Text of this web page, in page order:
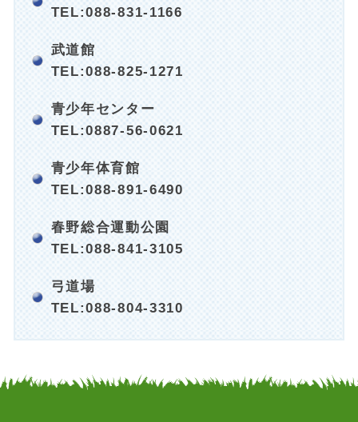
TEL:088-831-1166
武道館
TEL:088-825-1271
青少年センター
TEL:0887-56-0621
青少年体育館
TEL:088-891-6490
春野総合運動公園
TEL:088-841-3105
弓道場
TEL:088-804-3310